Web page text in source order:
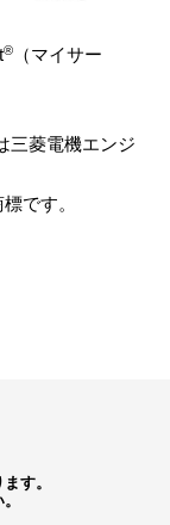
®
（マイサー
三菱電機エンジ
です。
す。